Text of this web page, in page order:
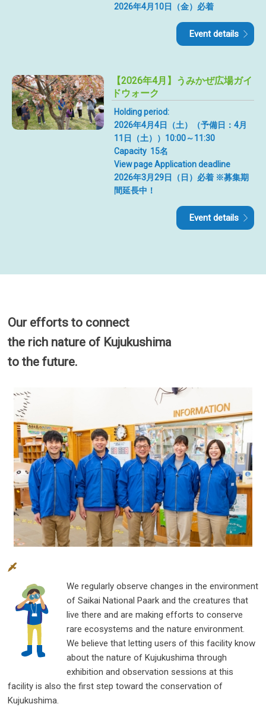
2026年4月10日（金）必着
Event details
【2026年4月】うみかぜ広場ガイ
ドウォーク
Holding period:
2026年4月4日（土）（予備日：4月
11日（土））10:00～11:30
Capacity 15名
View page Application deadline
2026年3月29日（日）必着 ※募集期
間延長中！
Event details
Our efforts to connect
the rich nature of Kujukushima
to the future.
We regularly observe changes in the environment
of Saikai National Paark and the creatures that
live there and are making efforts to conserve
rare ecosystems and the nature environment.
We believe that letting users of this facility know
about the nature of Kujukushima through
exhibition and observation sessions at this
facility is also the first step toward the conservation of
Kujukushima.